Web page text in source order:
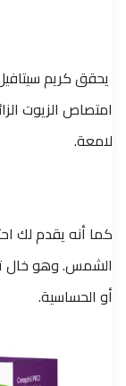
يحقق كريم
امتصاص الزيوت
لامعة.
كما أنه يقدم لك
الشمس. وهو خال
أو الحساسية.